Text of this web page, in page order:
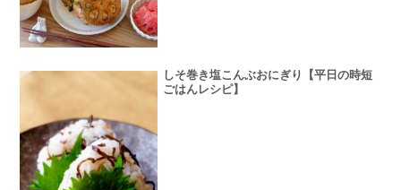
しそ巻き塩こんぶおにぎり【平日の時短
ごはんレシピ】